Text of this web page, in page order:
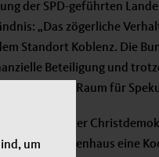
der SPD-geführten
„Das zögerliche
Standort Koblenz. Die
Beteiligung und
Das eröffnet Raum für
der Koblenzer
eine
um